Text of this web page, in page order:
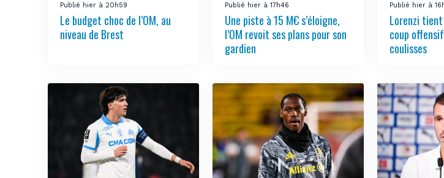
Publié hier à 20h59
Le budget choc de l’OM, au
niveau de Brest
Publié hier à 17h46
Une piste à 15 M€ s’éloigne,
l’OM revoit ses plans pour son
gardien
Publié hier à
Lorenzi
coup
coulisses